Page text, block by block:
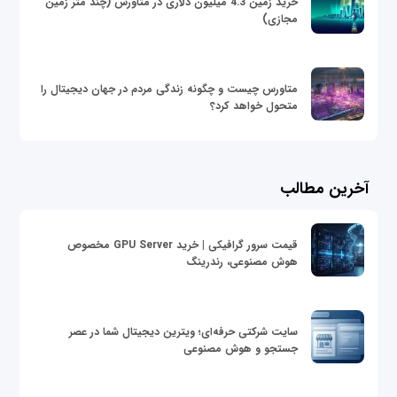
مجازی)
متاورس چیست و چگونه زندگی مردم در جهان دیجیتال را
متحول خواهد کرد؟
آخرین مطالب
قیمت سرور گرافیکی | خرید GPU Server مخصوص
هوش مصنوعی، رندرینگ
سایت شرکتی حرفه‌ای؛ ویترین دیجیتال شما در عصر
جستجو و هوش مصنوعی